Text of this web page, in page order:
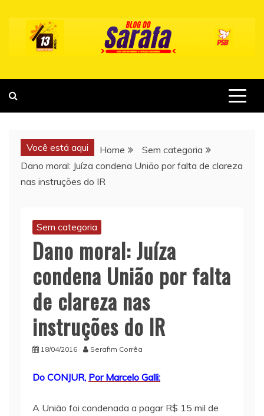
content
Você está aqui Home
Sem categoria
Dano moral: Juíza condena União por falta de clareza
nas instruções do IR
Sem categoria
Dano moral: Juíza
condena União por falta
de clareza nas
instruções do IR
18/04/2016 Serafim Corrêa
Do CONJUR, Por Marcelo Galli:
A União foi condenada a pagar R$ 15 mil de